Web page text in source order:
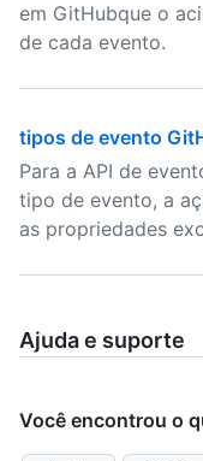
em GitHubque o
de cada evento.
tipos de evento
Para a API de
tipo de evento, a
as propriedades
Ajuda e suporte
Você encontrou o